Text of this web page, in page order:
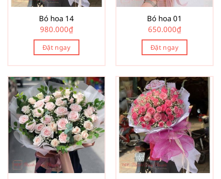
Bó hoa 14
980.000₫
Đặt ngay
Bó hoa 01
650.000₫
Đặt ngay